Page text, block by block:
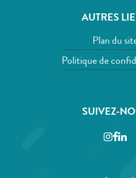
AUTRES
Plan du
Politique de
SUIVEZ-